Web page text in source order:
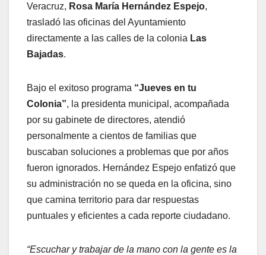
Veracruz, Rosa María Hernández Espejo,
trasladó las oficinas del Ayuntamiento
directamente a las calles de la colonia Las
Bajadas.
Bajo el exitoso programa “Jueves en tu
Colonia”, la presidenta municipal, acompañada
por su gabinete de directores, atendió
personalmente a cientos de familias que
buscaban soluciones a problemas que por años
fueron ignorados. Hernández Espejo enfatizó que
su administración no se queda en la oficina, sino
que camina territorio para dar respuestas
puntuales y eficientes a cada reporte ciudadano.
“Escuchar y trabajar de la mano con la gente es la